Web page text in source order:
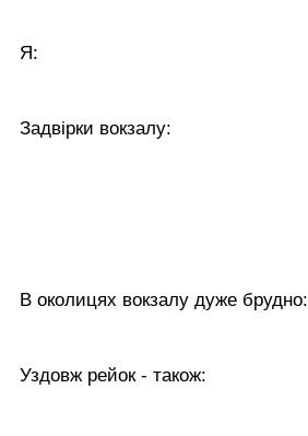
Я:
Задвірки вокзалу:
В околицях вокзалу дуже брудно:
Уздовж рейок - також: